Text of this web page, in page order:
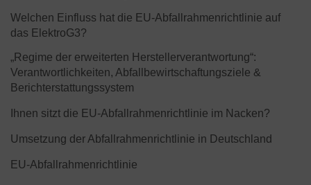
Welchen Einfluss hat die EU-Abfallrahmenrichtlinie auf
das ElektroG3?
„Regime der erweiterten Herstellerverantwortung“:
Verantwortlichkeiten, Abfallbewirtschaftungsziele &
Berichterstattungssystem
Ihnen sitzt die EU-Abfallrahmenrichtlinie im Nacken?
Umsetzung der Abfallrahmenrichtlinie in Deutschland
EU-Abfallrahmenrichtlinie